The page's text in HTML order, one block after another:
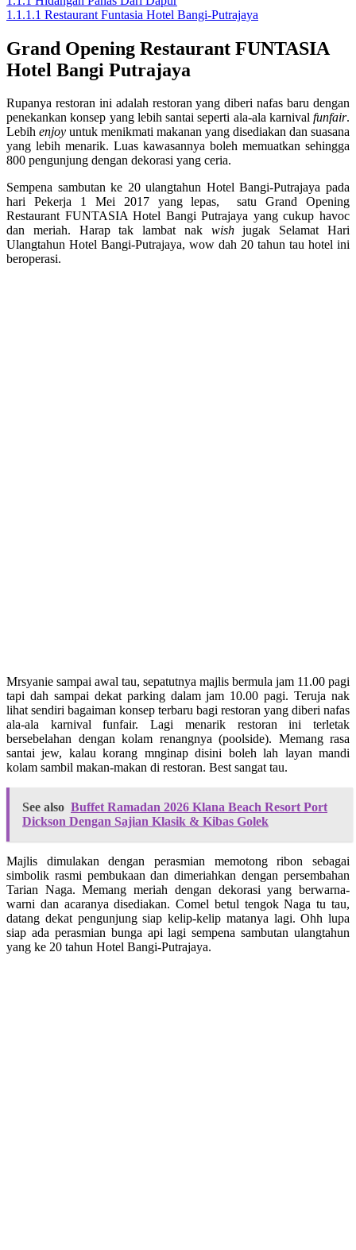
1.1.1.1 Restaurant Funtasia Hotel Bangi-Putrajaya
Grand Opening Restaurant FUNTASIA
Hotel Bangi Putrajaya
Rupanya restoran ini adalah restoran yang diberi nafas baru dengan
penekankan konsep yang lebih santai seperti ala-ala karnival funfair.
Lebih enjoy untuk menikmati makanan yang disediakan dan suasana
yang lebih menarik. Luas kawasannya boleh memuatkan sehingga
800 pengunjung dengan dekorasi yang ceria.
Sempena sambutan ke 20 ulangtahun Hotel Bangi-Putrajaya pada
hari Pekerja 1 Mei 2017 yang lepas, satu Grand Opening
Restaurant FUNTASIA Hotel Bangi Putrajaya yang cukup havoc
dan meriah. Harap tak lambat nak wishjugak Selamat Hari
Ulangtahun Hotel Bangi-Putrajaya, wow dah 20 tahun tau hotel ini
beroperasi.
Mrsyanie sampai awal tau, sepatutnya majlis bermula jam 11.00 pagi
tapi dah sampai dekat parking dalam jam 10.00 pagi. Teruja nak
lihat sendiri bagaiman konsep terbaru bagi restoran yang diberi nafas
ala-ala karnival funfair. Lagi menarik restoran ini terletak
bersebelahan dengan kolam renangnya (poolside). Memang rasa
santai jew, kalau korang mnginap disini boleh lah layan mandi
kolam sambil makan-makan di restoran. Best sangat tau.
See also Buffet Ramadan 2026 Klana Beach Resort Port
Dickson Dengan Sajian Klasik & Kibas Golek
Majlis dimulakan dengan perasmian memotong ribon sebagai
simbolik rasmi pembukaan dan dimeriahkan dengan persembahan
Tarian Naga. Memang meriah dengan dekorasi yang berwarna-
warni dan acaranya disediakan. Comel betul tengok Naga tu tau,
datang dekat pengunjung siap kelip-kelip matanya lagi. Ohh lupa
siap ada perasmian bunga api lagi sempena sambutan ulangtahun
yang ke 20 tahun Hotel Bangi-Putrajaya.